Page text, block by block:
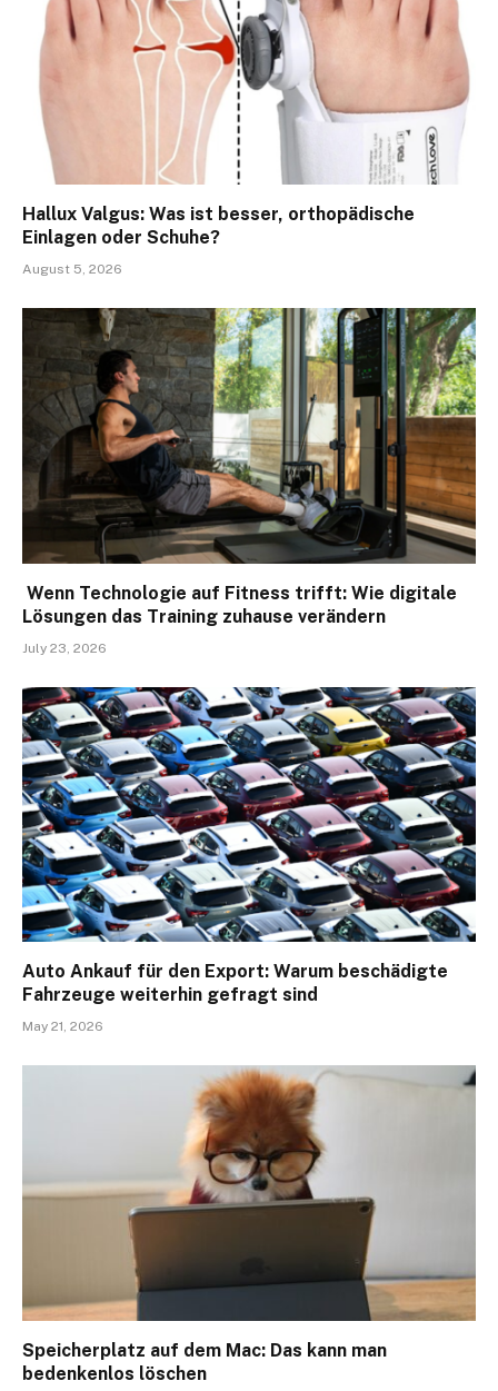
Hallux Valgus: Was ist besser, orthopädische
Einlagen oder Schuhe?
August 5, 2026
Wenn Technologie auf Fitness trifft: Wie digitale
Lösungen das Training zuhause verändern
July 23, 2026
Auto Ankauf für den Export: Warum beschädigte
Fahrzeuge weiterhin gefragt sind
May 21, 2026
Speicherplatz auf dem Mac: Das kann man
bedenkenlos löschen